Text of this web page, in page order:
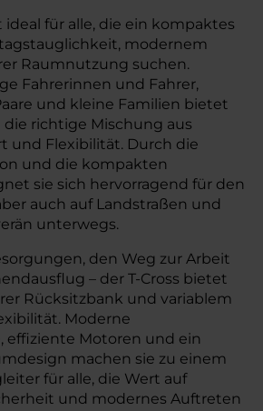
ideal für alle, die ein kompaktes
modernem
Raumnutzung suchen.
Fahrerinnen und Fahrer,
und kleine Familien bietet
die richtige Mischung aus
und Flexibilität. Durch die
und die kompakten
sie sich hervorragend für den
auch auf Landstraßen und
unterwegs.
den Weg zur Arbeit
– der T-Cross bietet
Rücksitzbank und variablem
Moderne
effiziente Motoren und ein
machen sie zu einem
für alle, die Wert auf
und modernes Auftreten